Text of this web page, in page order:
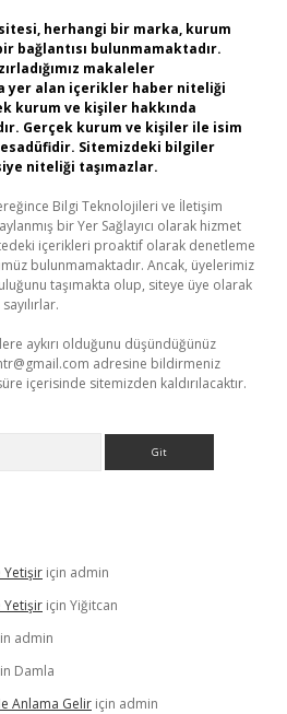
herhangi bir marka, kurum
bağlantısı bulunmamaktadır.
makaleler
yer alan içerikler haber niteliği
kurum ve kişiler hakkında
Gerçek kurum ve kişiler ile isim
Sitemizdeki bilgiler
niteliği taşımazlar.
Bilgi Teknolojileri ve İletişim
bir Yer Sağlayıcı olarak hizmet
içerikleri proaktif olarak denetleme
bulunmamaktadır. Ancak, üyelerimiz
taşımakta olup, siteye üye olarak
aykırı olduğunu düşündüğünüz
adresine bildirmeniz
içerisinde sitemizden kaldırılacaktır.
Yetişir için admin
Yetişir için Yiğitcan
admin
Damla
Anlama Gelir için admin